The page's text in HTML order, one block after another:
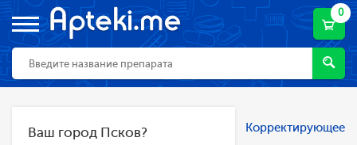
0
ДА НЕТ, ДРУГОЙ
Ваш город Псков?
Главная Каталог Спорт и фитнес
Корректирующее
белье